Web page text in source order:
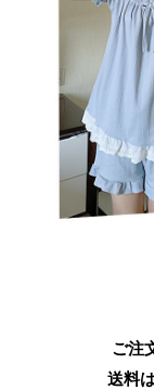
ご注
送料